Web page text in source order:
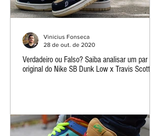
Verdadeiro ou Falso? Saiba analisar um par
original do Nike SB Dunk Low x Travis Scott
Vinicius Fonseca
28 de out. de 2020